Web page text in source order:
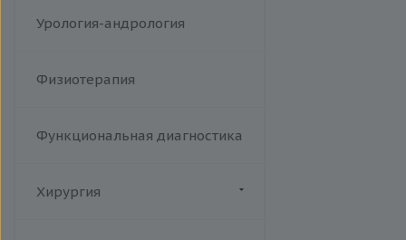
Урология-андрология
Физиотерапия
Функциональная диагностика
Хирургия